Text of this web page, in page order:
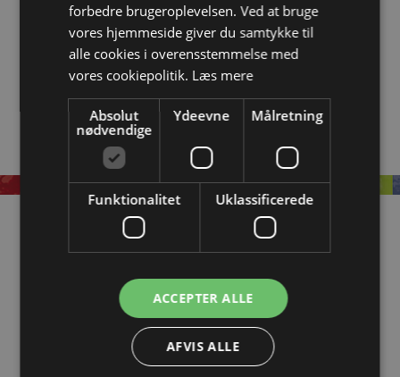
20 mm justeringsmulighed i hver retning på 1100 mm høje glas.
Op til 1,50 kN belastning i henhold til BSI-standarder.
Hele systemet er brandklassificeret til EN 13501-1: A2, S1, D0
med 23 mm PyroGuard Protect T-23
BLIV FORHANDLER
forbedre brugeroplevelsen. Ved at bruge
vores hjemmeside giver du samtykke til
alle cookies i overensstemmelse med
vores cookiepolitik. Læs mere
Absolut
nødvendige
Ydeevne Målretning
Funktionalitet Uklassificerede
ACCEPTER ALLE
AFVIS ALLE